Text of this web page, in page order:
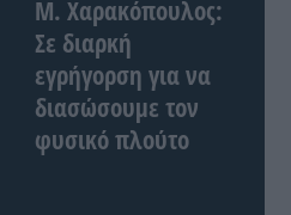
Μ. Χαρακόπουλος:
Σε διαρκή
εγρήγορση για να
διασώσουμε τον
φυσικό πλούτο